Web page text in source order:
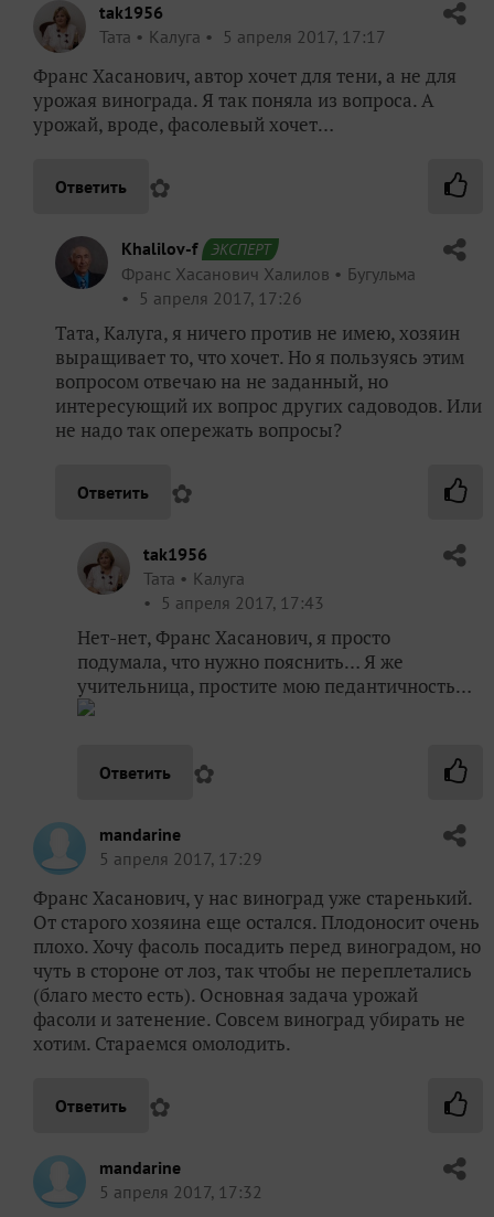
tak1956
Taта
Калуга 5 апреля 2017, 17:17
Франс Хасанович, автор хочет для тени, а не для
урожая винограда. Я так поняла из вопроса. А
урожай, вроде, фасолевый хочет…
Ответить ✿
Khalilov-f ЭКСПЕРТ
Франс Хасанович Халилов
Бугульма
5 апреля 2017, 17:26
Тата, Калуга, я ничего против не имею, хозяин
выращивает то, что хочет. Но я пользуясь этим
вопросом отвечаю на не заданный, но
интересующий их вопрос других садоводов. Или
не надо так опережать вопросы?
Ответить ✿
tak1956
Taта
Калуга
5 апреля 2017, 17:43
Нет-нет, Франс Хасанович, я просто
подумала, что нужно пояснить… Я же
учительница, простите мою педантичность…
Ответить ✿
mandarine
5 апреля 2017, 17:29
Франс Хасанович, у нас виноград уже старенький.
От старого хозяина еще остался. Плодоносит очень
плохо. Хочу фасоль посадить перед виноградом, но
чуть в стороне от лоз, так чтобы не переплетались
(благо место есть). Основная задача урожай
фасоли и затенение. Совсем виноград убирать не
хотим. Стараемся омолодить.
Ответить ✿
mandarine
5 апреля 2017, 17:32